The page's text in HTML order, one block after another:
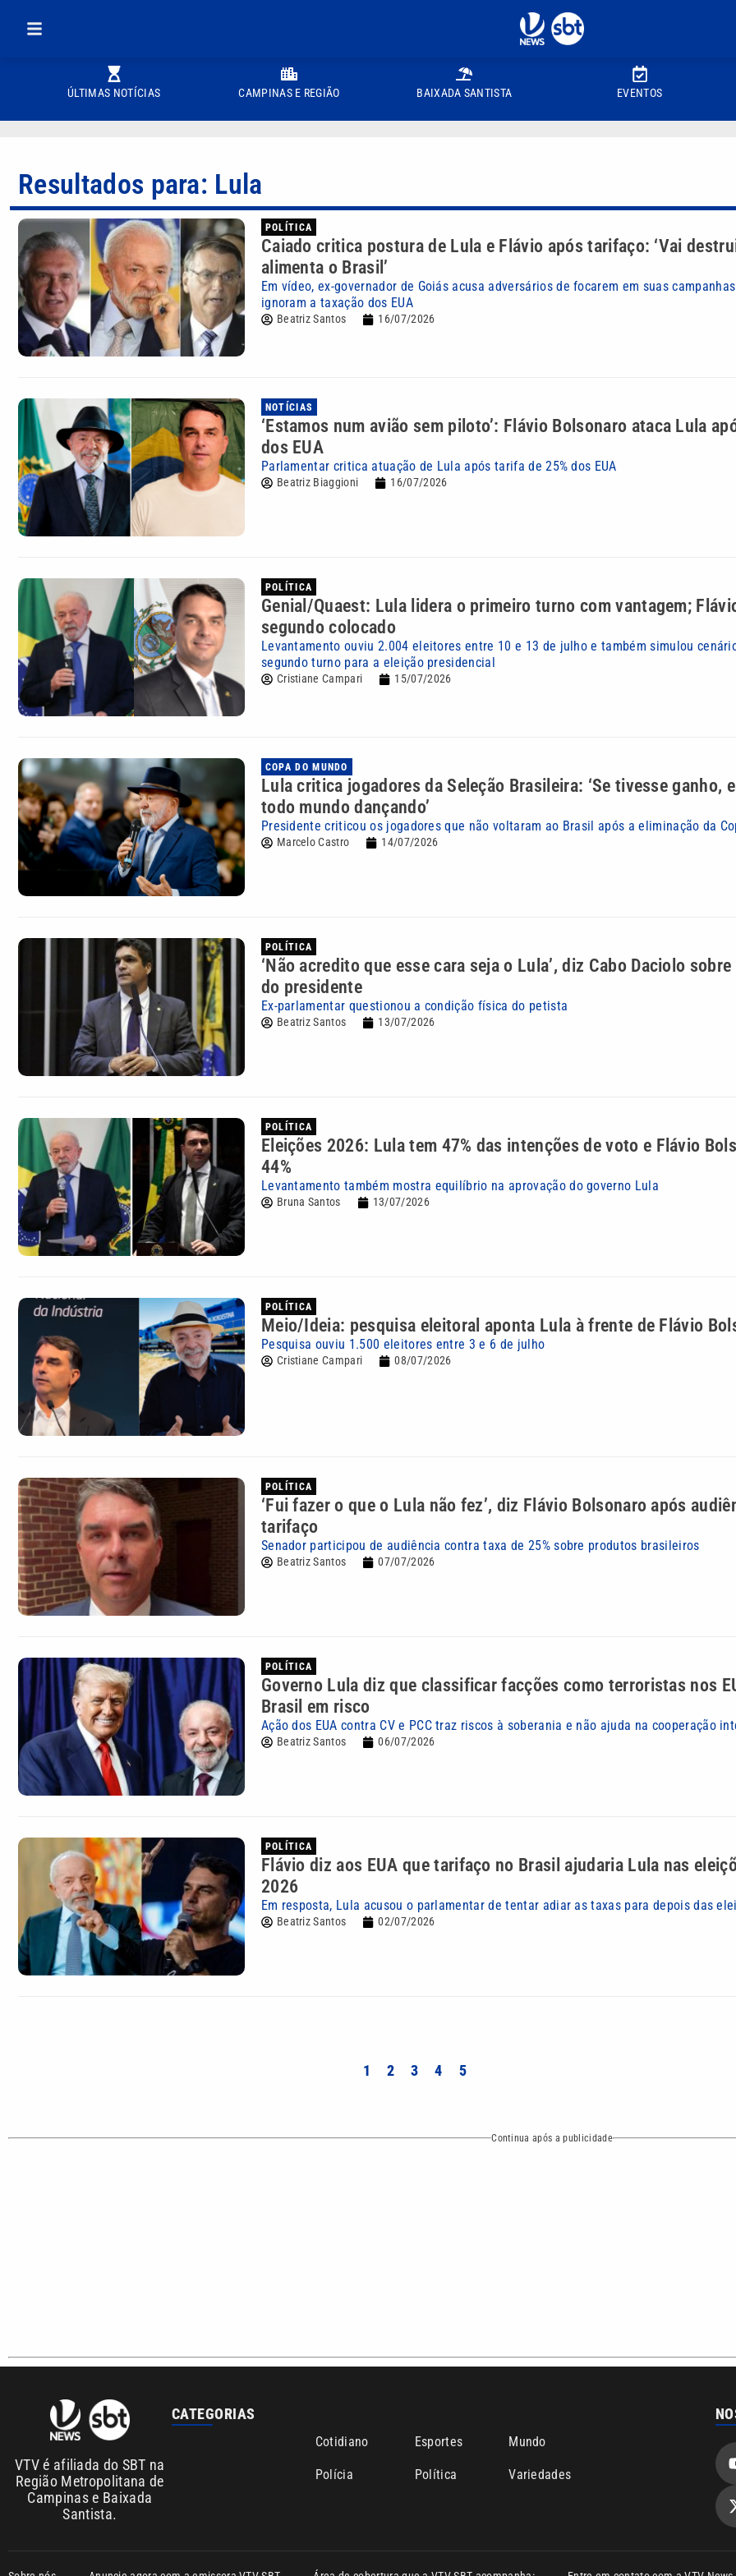
ÚLTIMAS NOTÍCIAS CAMPINAS E REGIÃO BAIXADA SANTISTA EVENTOS
Resultados para: Lula
POLÍTICA
Caiado critica postura de Lula e Flávio após tarifaço: ‘Vai
alimenta o Brasil’
Em vídeo, ex-governador de Goiás acusa adversários de focarem em suas
ignoram a taxação dos EUA
Beatriz Santos 16/07/2026
NOTÍCIAS
‘Estamos num avião sem piloto’: Flávio Bolsonaro ataca Lula
dos EUA
Parlamentar critica atuação de Lula após tarifa de 25% dos EUA
Beatriz Biaggioni 16/07/2026
POLÍTICA
Genial/Quaest: Lula lidera o primeiro turno com vantagem;
segundo colocado
Levantamento ouviu 2.004 eleitores entre 10 e 13 de julho e também simulou
segundo turno para a eleição presidencial
Cristiane Campari 15/07/2026
COPA DO MUNDO
Lula critica jogadores da Seleção Brasileira: ‘Se tivesse ganho,
todo mundo dançando’
Presidente criticou os jogadores que não voltaram ao Brasil após a eliminação da
Marcelo Castro 14/07/2026
POLÍTICA
‘Não acredito que esse cara seja o Lula’, diz Cabo Daciolo
do presidente
Ex-parlamentar questionou a condição física do petista
Beatriz Santos 13/07/2026
POLÍTICA
Eleições 2026: Lula tem 47% das intenções de voto e Flávio
44%
Levantamento também mostra equilíbrio na aprovação do governo Lula
Bruna Santos 13/07/2026
POLÍTICA
Meio/Ideia: pesquisa eleitoral aponta Lula à frente de Flávio
Pesquisa ouviu 1.500 eleitores entre 3 e 6 de julho
Cristiane Campari 08/07/2026
POLÍTICA
‘Fui fazer o que o Lula não fez’, diz Flávio Bolsonaro após
tarifaço
Senador participou de audiência contra taxa de 25% sobre produtos brasileiros
Beatriz Santos 07/07/2026
POLÍTICA
Governo Lula diz que classificar facções como terroristas nos
Brasil em risco
Ação dos EUA contra CV e PCC traz riscos à soberania e não ajuda na cooperação
Beatriz Santos 06/07/2026
POLÍTICA
Flávio diz aos EUA que tarifaço no Brasil ajudaria Lula nas
2026
Em resposta, Lula acusou o parlamentar de tentar adiar as taxas para depois das
Beatriz Santos 02/07/2026
1 2 3 4 5
Continua após a publicidade
Sobre nós Anuncie agora com a emissora VTV SBT Área de cobertura que a VTV SBT acompanha: Entre em contato com a VTV News
Copyright © 2026. Todos os direitos reservados | Empresa de Comunicação PRM Ltda – CNPJ: 01.773.119.0001-60